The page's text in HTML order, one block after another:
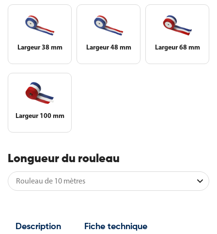
Largeur 38 mm Largeur 48 mm Largeur 68 mm
Largeur 100 mm
Longueur du rouleau
Description Fiche technique